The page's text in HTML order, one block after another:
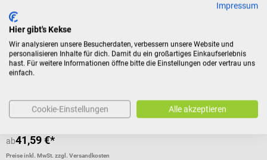
Hautverträgliches Desinfektionsmittel für die Hände
Durchschnittliche Bewertung von 5 von 5 Sternen
Inhalt:5.000 ml (Kanister)
Inhalt:5 l(8,32 € / 1 l)
ab41,59 €*
Preise inkl. MwSt. zzgl. Versandkosten
Impressum
Hier gibt's Kekse
Wir analysieren unsere Besucherdaten, verbessern unsere Website und
personalisieren Inhalte für dich. Damit du ein großartiges Einkaufserlebnis
hast. Für weitere Informationen öffne bitte die Einstellungen oder vertrau uns
einfach.
Cookie-Einstellungen Alle akzeptieren